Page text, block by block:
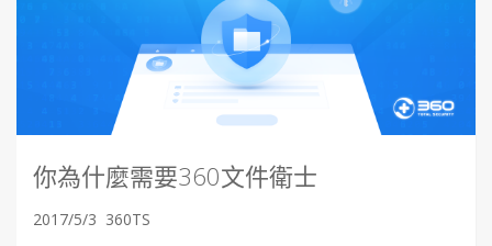
你為什麼需要360文件衛士
2017/5/3 360TS